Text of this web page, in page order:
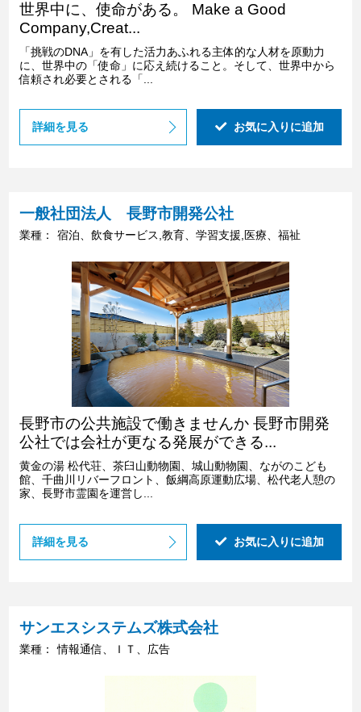
世界中に、使命がある。 Make a Good
Company,Creat...
「挑戦のDNA」を有した活力あふれる主体的な人材を原動力
に、世界中の「使命」に応え続けること。そして、世界中から
信頼され必要とされる「...
詳細を見る お気に入りに追加
一般社団法人 長野市開発公社
業種： 宿泊、飲食サービス,教育、学習支援,医療、福祉
長野市の公共施設で働きませんか 長野市開発
公社では会社が更なる発展ができる...
黄金の湯 松代荘、茶臼山動物園、城山動物園、ながのこども
館、千曲川リバーフロント、飯綱高原運動広場、松代老人憩の
家、長野市霊園を運営し...
詳細を見る お気に入りに追加
サンエスシステムズ株式会社
業種： 情報通信、ＩＴ、広告